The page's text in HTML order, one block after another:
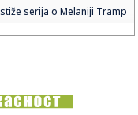
serija o Melaniji Tramp
Sporni podaci o